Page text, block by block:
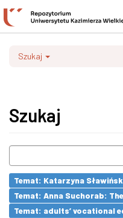
Szukaj
Szukaj
Temat: Katarzyna
Temat: Anna Suchorab:
Temat: adults’ vocational